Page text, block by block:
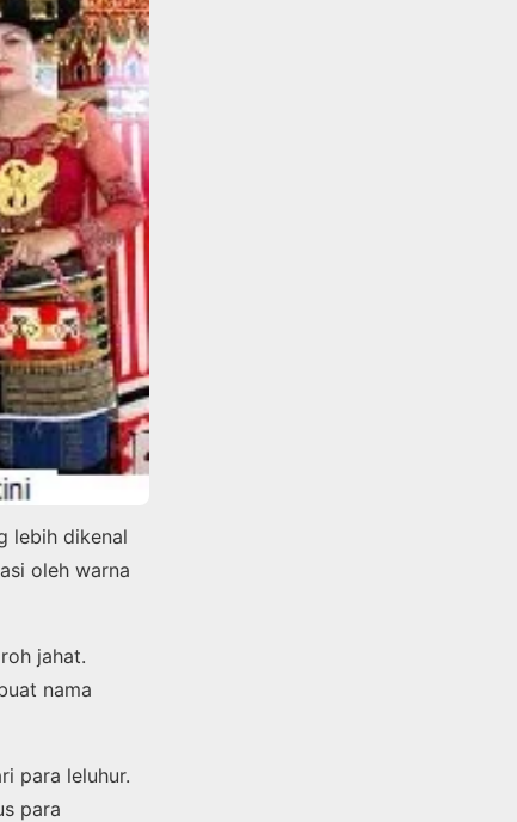
lebih dikenal
oleh warna
jahat.
nama
para leluhur.
para